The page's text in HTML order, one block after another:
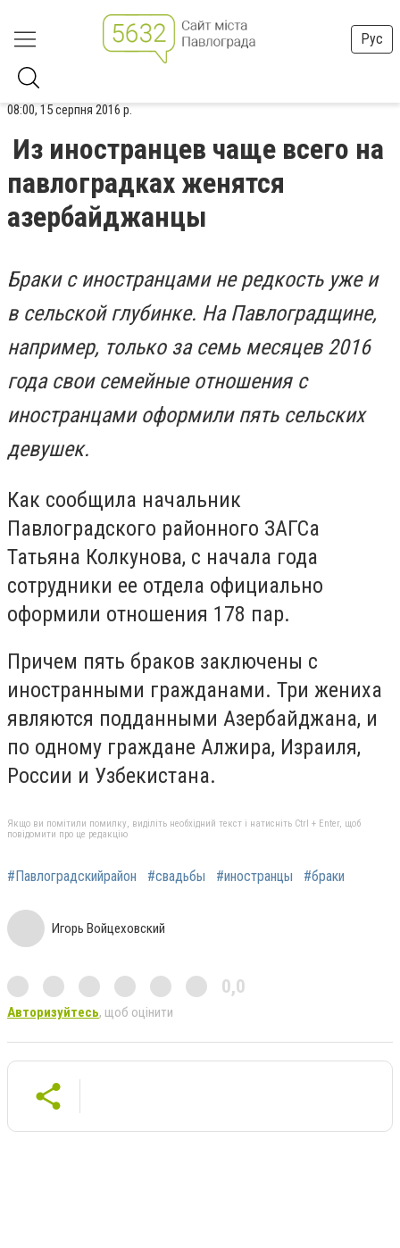
Рус
08:00, 15 серпня 2016 р.
Из иностранцев чаще всего на
павлоградках женятся
азербайджанцы
Браки с иностранцами не редкость уже и
в сельской глубинке. На Павлоградщине,
например, только за семь месяцев 2016
года свои семейные отношения с
иностранцами оформили пять сельских
девушек.
Как сообщила начальник
Павлоградского районного ЗАГСа
Татьяна Колкунова, с начала года
сотрудники ее отдела официально
оформили отношения 178 пар.
Причем пять браков заключены с
иностранными гражданами. Три жениха
являются подданными Азербайджана, и
по одному граждане Алжира, Израиля,
России и Узбекистана.
Якщо ви помітили помилку, виділіть необхідний текст і натисніть Ctrl + Enter, щоб
повідомити про це редакцію
#Павлоградскийрайон #свадьбы #иностранцы #браки
Игорь Войцеховский
0,0
Авторизуйтесь, щоб оцінити